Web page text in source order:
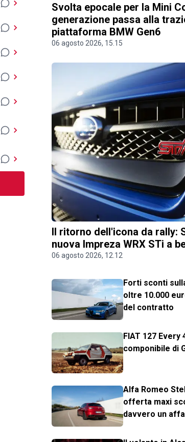
Svolta epocale per la Mini
generazione passa alla
piattaforma BMW Gen6
06 agosto 2026, 15.15
Il ritorno dell'icona da rally:
nuova Impreza WRX STi a
06 agosto 2026, 12.12
Forti sconti
oltre 10.000
del contratto
FIAT 127 Every
componibile di
Alfa Romeo
offerta maxi
davvero un